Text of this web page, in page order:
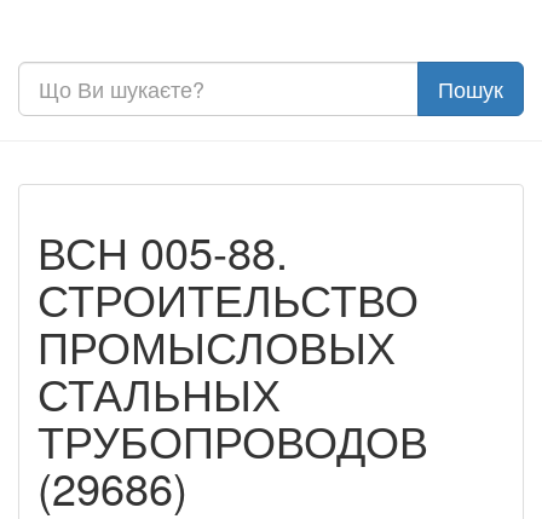
ВСН 005-88.
СТРОИТЕЛЬСТВО
ПРОМЫСЛОВЫХ
СТАЛЬНЫХ
ТРУБОПРОВОДОВ
(29686)